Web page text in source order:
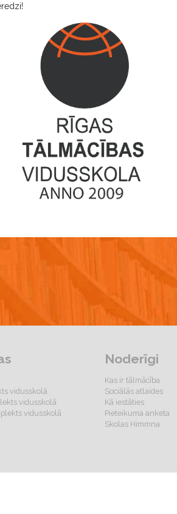
vidusskolā
vidusskolā
vidusskolā
Noderīgi
Kas ir tālmācība
Sociālās atlaides
Kā iestāties
Pieteikuma anketa
Skolas Himmna